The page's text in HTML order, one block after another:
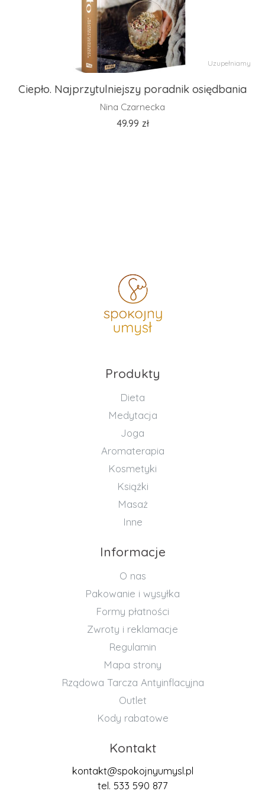
Uzupełniamy
Ciepło. Najprzytulniejszy poradnik osiędbania
Nina Czarnecka
49.99 zł
Produkty
Dieta
Medytacja
Joga
Aromaterapia
Kosmetyki
Książki
Masaż
Inne
Informacje
O nas
Pakowanie i wysyłka
Formy płatności
Zwroty i reklamacje
Regulamin
Mapa strony
Rządowa Tarcza Antyinflacyjna
Outlet
Kody rabatowe
Kontakt
kontakt@spokojnyumysl.pl
tel. 533 590 877